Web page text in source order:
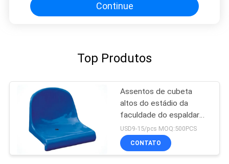
Continue
Top Produtos
Assentos de cubeta
altos do estádio da
faculdade do espaldar
dos PP
USD9-15/pcs MOQ:500PCS
CONTATO